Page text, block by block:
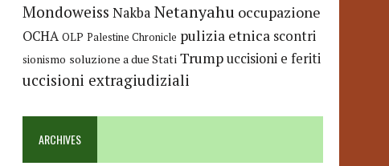
Mondoweiss Nakba Netanyahu occupazione
OCHA OLP Palestine Chronicle pulizia etnica scontri
sionismo soluzione a due Stati Trumpuccisioni e feriti
uccisioni extragiudiziali
ARCHIVES